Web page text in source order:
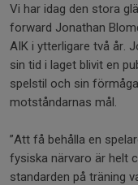
Vi har idag den stora
forward Jonathan
AIK i ytterligare två år.
sin tid i laget blivit en
spelstil och sin
motståndarnas mål.
”Att få behålla en
fysiska närvaro är helt
standarden på träning